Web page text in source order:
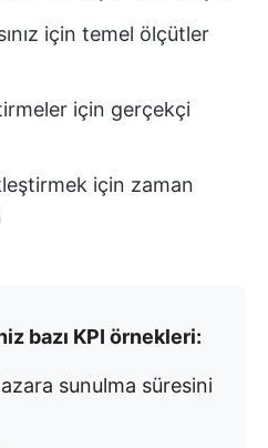
için temel ölçütler
için gerçekçi
için zaman
bazı KPI örnekleri:
sunulma süresini